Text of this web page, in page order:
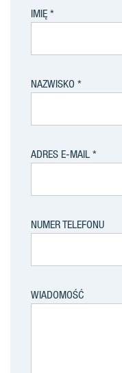
IMIĘ
NAZWISKO
ADRES E-MAIL
NUMER TELEFONU
WIADOMOŚĆ